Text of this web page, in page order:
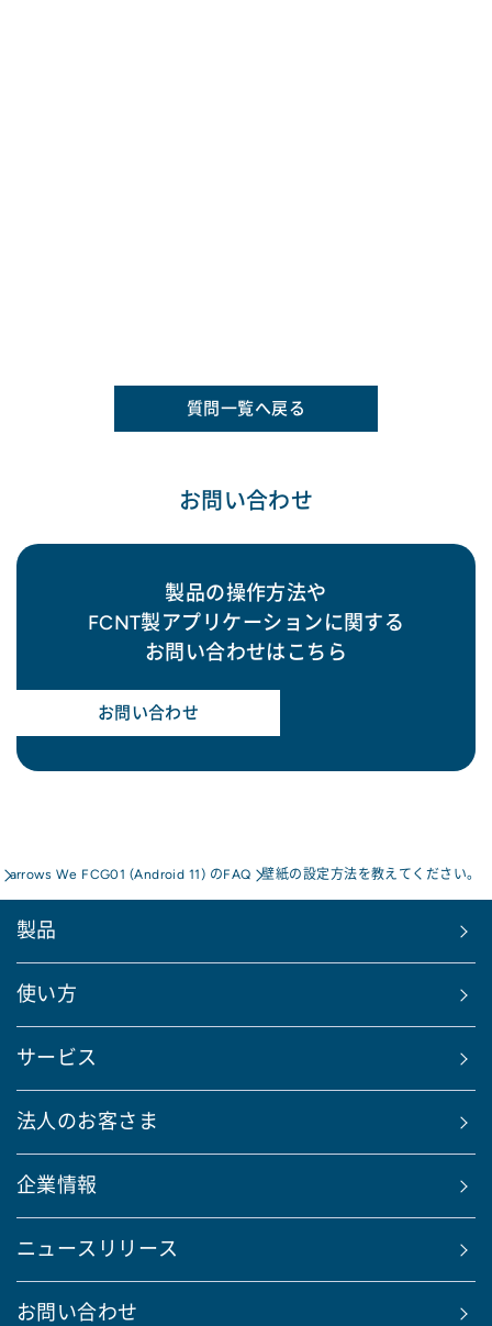
質問一覧へ戻る
お問い合わせ
製品の操作方法や
FCNT製アプリケーションに関する
お問い合わせはこちら
お問い合わせ
arrows We FCG01 (Android 11) のFAQ 壁紙の設定方法を教えてください。
製品
使い方
サービス
法人のお客さま
企業情報
ニュースリリース
お問い合わせ